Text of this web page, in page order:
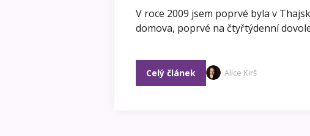
V roce 2009 jsem poprvé byla v
domova, poprvé na čtyřtýdenní
Celý článek Alice Kirš